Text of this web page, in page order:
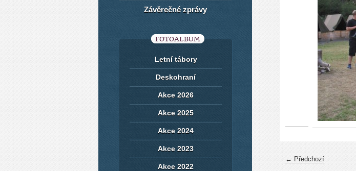
← Předchozí
Závěrečné zprávy
FOTOALBUM
Letní tábory
Deskohraní
Akce 2026
Akce 2025
Akce 2024
Akce 2023
Akce 2022